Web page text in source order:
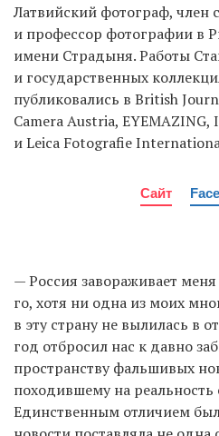
Латвийский фотограф, член
и профессор фотографии в
имени Страдыня. Работы
и государственных
публиковались в British
Camera Austria, EYEMAZING,
и Leica Fotografie
Сайт
— Россия завораживает
го, хотя ни одна из моих
в эту страну не вылилась в
год отбросил нас к давно
пространству фальшивых
походившему на реальность
Единственным отличием